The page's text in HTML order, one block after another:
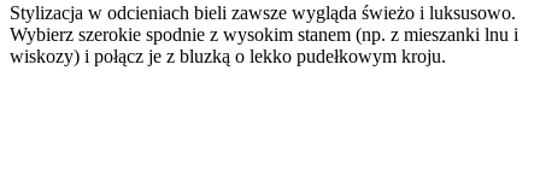
Stylizacja w odcieniach bieli zawsze wygląda świeżo i luksusowo.
Wybierz szerokie spodnie z wysokim stanem (np. z mieszanki lnu i
wiskozy) i połącz je z bluzką o lekko pudełkowym kroju.